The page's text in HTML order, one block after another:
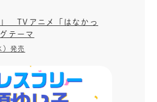
」 TVアニメ「はなかっ
テーマ
発売